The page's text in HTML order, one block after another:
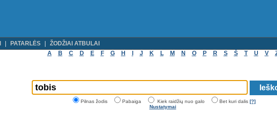
PATARLĖS
ŽODŽIAI ATBULAI
A
B C D E F G H J K L M N O P R S Š T U V
Pilnas žodis Pabaiga Kiek raidžių nuo galo Bet kuri dalis [?]
Nustatymai